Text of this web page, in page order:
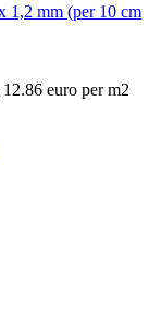
1,2 mm (per 10 cm
euro per m2